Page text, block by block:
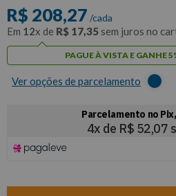
R$ 208,27 /cada
Em 12x de R$ 17,35 sem juros no
PAGUE À VISTA E GANHE
Ver opções de parcelamento